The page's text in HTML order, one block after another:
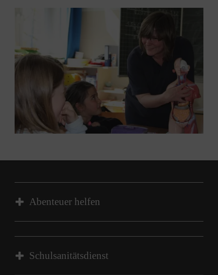
Abenteuer helfen
Wer lernt, anderen zu helfen, sieht seine
bringen Kindern ab vier Jahren spielend Erste
Schulsanitätsdienst